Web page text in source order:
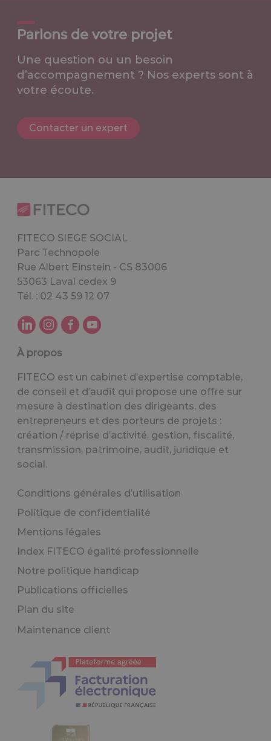
Parlons de votre projet
Une question ou un besoin
d’accompagnement ? Nos experts sont à
votre écoute.
Contacter un expert
FITECO SIEGE SOCIAL
Parc Technopole
Rue Albert Einstein - CS 83006
53063 Laval cedex 9
Tél. : 02 43 59 12 07
À propos
FITECO est un cabinet d’expertise comptable,
de conseil et d’audit qui propose une offre sur
mesure à destination des dirigeants, des
entrepreneurs et des porteurs de projets :
création / reprise d’activité, gestion, fiscalité,
transmission, patrimoine, audit, juridique et
social.
Conditions générales d’utilisation
Politique de confidentialité
Mentions légales
Index FITECO égalité professionnelle
Notre politique handicap
Publications officielles
Plan du site
Maintenance client